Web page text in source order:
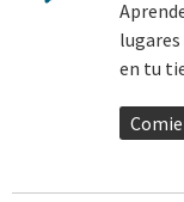
lugares
en tu